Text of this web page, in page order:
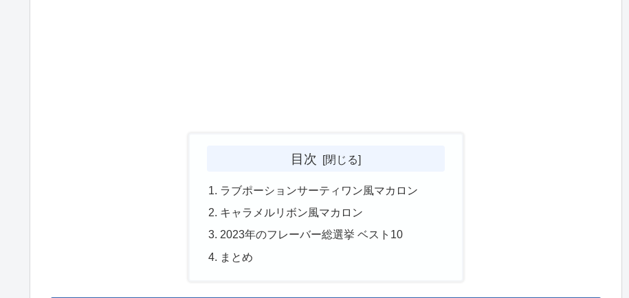
目次
ラブポーションサーティワン風マカロン
キャラメルリボン風マカロン
2023年のフレーバー総選挙 ベスト10
まとめ